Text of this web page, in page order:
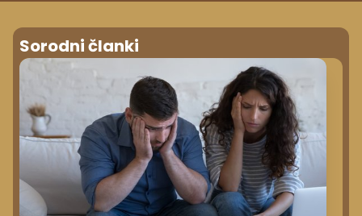
Sorodni članki